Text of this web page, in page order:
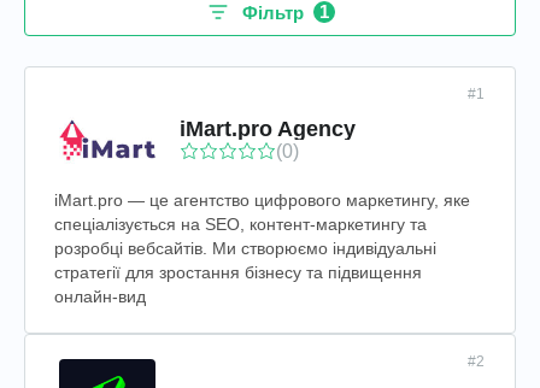
Фільтр 1
iMart.pro Agency
(0)
iMart.pro — це агентство цифрового маркетингу, яке
спеціалізується на SEO, контент-маркетингу та
розробці вебсайтів. Ми створюємо індивідуальні
стратегії для зростання бізнесу та підвищення
онлайн-вид
#1
#2